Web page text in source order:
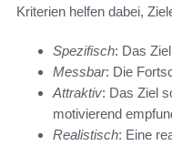
Kriterien helfen dabei,
Spezifisch: Das
Messbar: Die
Attraktiv: Das Ziel
motivierend
Realistisch: Eine